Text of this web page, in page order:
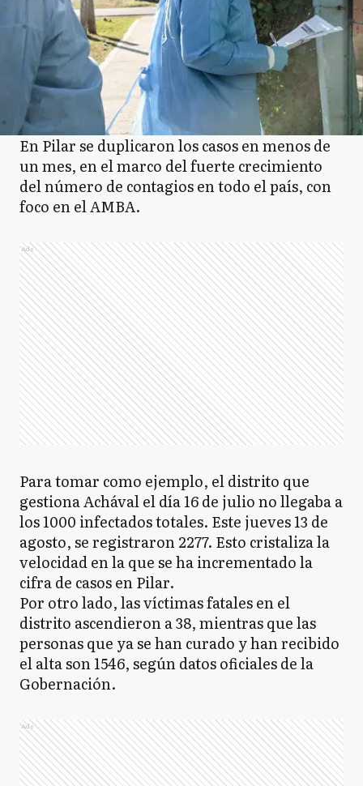
En Pilar se duplicaron los casos en menos de
un mes, en el marco del fuerte crecimiento
del número de contagios en todo el país, con
foco en el AMBA.
Ads
Para tomar como ejemplo, el distrito que
gestiona Achával el día 16 de julio no llegaba a
los 1000 infectados totales. Este jueves 13 de
agosto, se registraron 2277. Esto cristaliza la
velocidad en la que se ha incrementado la
cifra de casos en Pilar.
Por otro lado, las víctimas fatales en el
distrito ascendieron a 38, mientras que las
personas que ya se han curado y han recibido
el alta son 1546, según datos oficiales de la
Gobernación.
Ads